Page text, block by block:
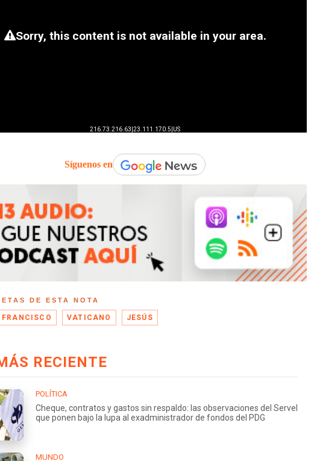
Síguenos en
DE ESTA NOTA
VATICANO JESÚS
RECIENTE
POLÍTICA
Cheque, contratos y gastos sin respaldo: las observaciones del Servel
que ponen bajo la lupa al exadministrador de fondos del PDG
MUNDO